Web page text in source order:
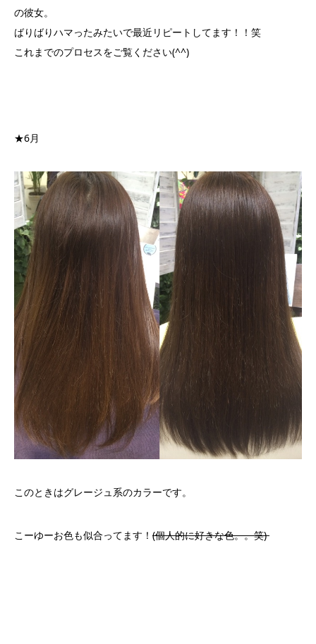
の彼女。
ばりばりハマったみたいで最近リピートしてます！！笑
これまでのプロセスをご覧ください(^^)
★6月
このときはグレージュ系のカラーです。
こーゆーお色も似合ってます！ (個人的に好きな色。。笑)